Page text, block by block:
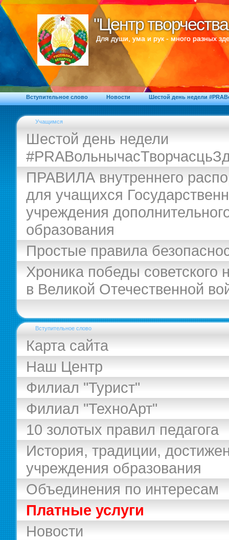
"Центр
"Центр
Для души, ума и рук - много разных
Вступительное слово Новости Шестой день недели
Учащимся
Шестой день недели
ПРАВИЛА внутреннего
для учащихся
учреждения
образования
Простые правила
Хроника победы советского
в Великой Отечественной
Вступительное слово
Карта сайта
Наш Центр
Филиал "Турист"
Филиал "ТехноАрт"
10 золотых правил педагога
История, традиции,
учреждения образования
Объединения по интересам
Платные услуги
Новости